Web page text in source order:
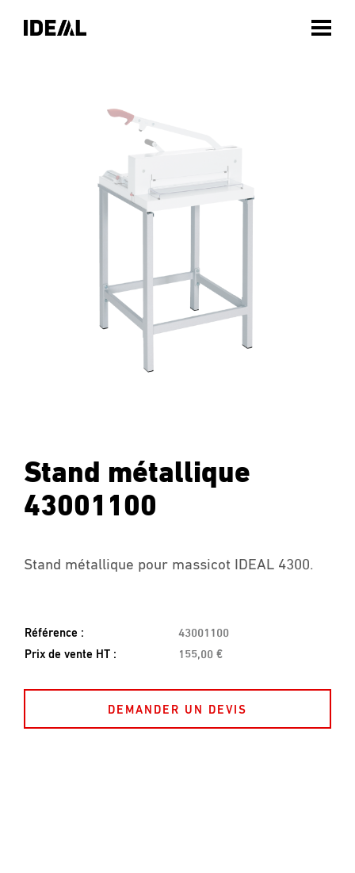
Stand métallique
43001100
Stand métallique pour massicot IDEAL 4300.
Référence :
43001100
Prix de vente HT :
155,00 €
DEMANDER UN DEVIS